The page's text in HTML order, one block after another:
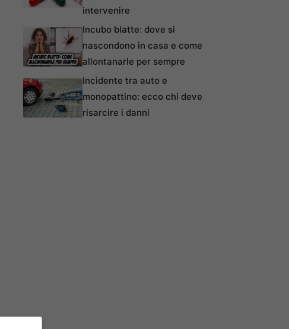
intervenire
Incubo blatte: dove si
nascondono in casa e come
allontanarle per sempre
Incidente tra auto e
monopattino: ecco chi deve
risarcire i danni